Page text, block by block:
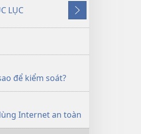
các
TỈNH
THỨC!
thẳng
—
LỤC
Tiếp
theo
để kiểm soát?
Internet an toàn